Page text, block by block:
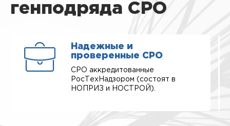
генподряда СРО
Надежные и
проверенные СРО
СРО аккредитованные
РосТехНадзором (состоят в
НОПРИЗ и НОСТРОЙ).